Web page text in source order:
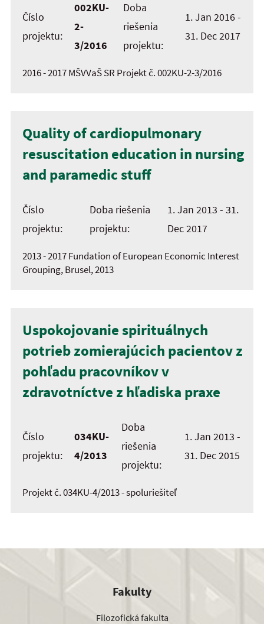
Číslo
projektu:
002KU-
2-
3/2016
Doba
riešenia
projektu:
1. Jan 2016 -
31. Dec 2017
2016 - 2017 MŠVVaŠ SR Projekt č. 002KU-2-3/2016
Quality of cardiopulmonary
resuscitation education in nursing
and paramedic stuff
Číslo
projektu:
Doba riešenia
projektu:
1. Jan 2013 - 31.
Dec 2017
2013 - 2017 Fundation of European Economic Interest
Grouping, Brusel, 2013
Uspokojovanie spirituálnych
potrieb zomierajúcich pacientov z
pohľadu pracovníkov v
zdravotníctve z hľadiska praxe
Číslo
projektu:
034KU-
4/2013
Doba
riešenia
projektu:
1. Jan 2013 -
31. Dec 2015
Projekt č. 034KU-4/2013 - spoluriešiteľ
Fakulty
Filozofická fakulta